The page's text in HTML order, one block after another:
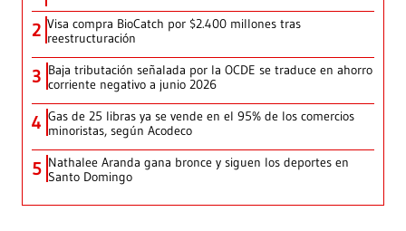
2 Visa compra BioCatch por $2.400 millones tras
reestructuración
3 Baja tributación señalada por la OCDE se traduce en ahorro
corriente negativo a junio 2026
4 Gas de 25 libras ya se vende en el 95% de los comercios
minoristas, según Acodeco
5 Nathalee Aranda gana bronce y siguen los deportes en
Santo Domingo